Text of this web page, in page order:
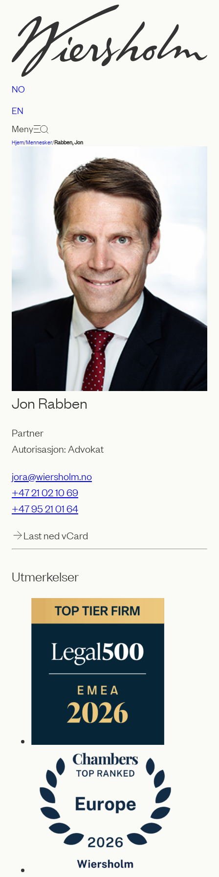
innhold
Advokatfirmaet
NO
EN
Meny
Hjem/Mennesker/Rabben, Jon
Jon Rabben
Partner
Autorisasjon: Advokat
jora@wiersholm.no
+47 21 02 10 69
+47 95 21 01 64
Last ned vCard
Utmerkelser